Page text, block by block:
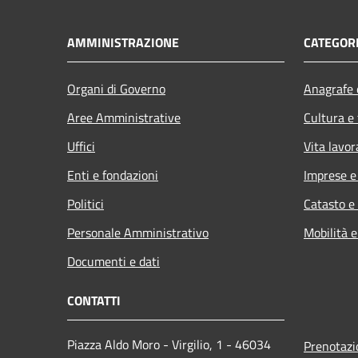
AMMINISTRAZIONE
Organi di Governo
Aree Amministrative
Uffici
Enti e fondazioni
Politici
Personale Amministrativo
Documenti e dati
Cultura
Vita
Imprese
Catasto
Mobilità
CONTATTI
Piazza Aldo Moro - Virgilio, 1 - 46034